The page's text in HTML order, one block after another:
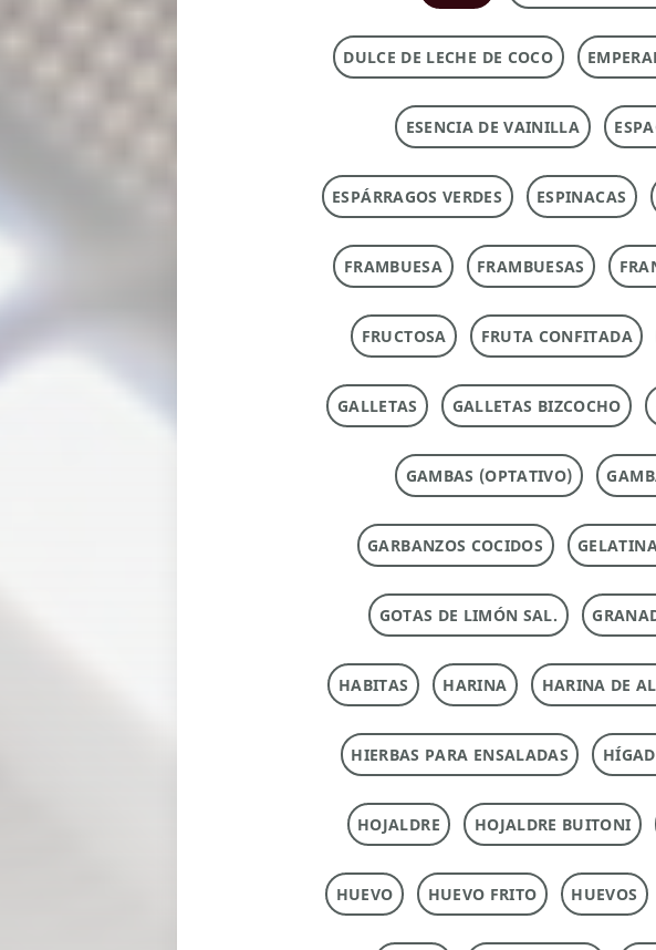
DULCE DE LECHE DE COCO
ESENCIA DE VAINILLA
ESPÁRRAGOS VERDES ESPINACAS
FRAMBUESA FRAMBUESAS
FRUCTOSA FRUTA CONFITADA
GALLETAS GALLETAS BIZCOCHO
GAMBAS (OPTATIVO)
GARBANZOS COCIDOS
GOTAS DE LIMÓN SAL.
HABITAS HARINA HARINA DE
HIERBAS PARA ENSALADAS
HOJALDRE HOJALDRE BUITONI
HUEVO HUEVO FRITO HUEVOS